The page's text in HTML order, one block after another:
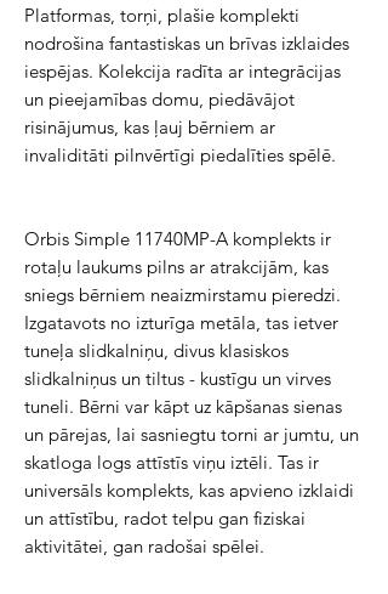
Platformas, torņi, plašie komplekti
nodrošina fantastiskas un brīvas izklaides
iespējas. Kolekcija radīta ar integrācijas
un pieejamības domu, piedāvājot
risinājumus, kas ļauj bērniem ar
invaliditāti pilnvērtīgi piedalīties spēlē.
Orbis Simple 11740MP-A komplekts ir
rotaļu laukums pilns ar atrakcijām, kas
sniegs bērniem neaizmirstamu pieredzi.
Izgatavots no izturīga metāla, tas ietver
tuneļa slidkalniņu, divus klasiskos
slidkalniņus un tiltus - kustīgu un virves
tuneli. Bērni var kāpt uz kāpšanas sienas
un pārejas, lai sasniegtu torni ar jumtu, un
skatloga logs attīstīs viņu iztēli. Tas ir
universāls komplekts, kas apvieno izklaidi
un attīstību, radot telpu gan fiziskai
aktivitātei, gan radošai spēlei.